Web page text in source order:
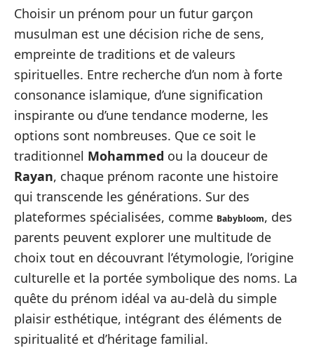
Choisir un prénom pour un futur garçon
musulman est une décision riche de sens,
empreinte de traditions et de valeurs
spirituelles. Entre recherche d’un nom à forte
consonance islamique, d’une signification
inspirante ou d’une tendance moderne, les
options sont nombreuses. Que ce soit le
traditionnel Mohammed ou la douceur de
Rayan, chaque prénom raconte une histoire
qui transcende les générations. Sur des
plateformes spécialisées, comme Babybloom, des
parents peuvent explorer une multitude de
choix tout en découvrant l’étymologie, l’origine
culturelle et la portée symbolique des noms. La
quête du prénom idéal va au-delà du simple
plaisir esthétique, intégrant des éléments de
spiritualité et d’héritage familial.